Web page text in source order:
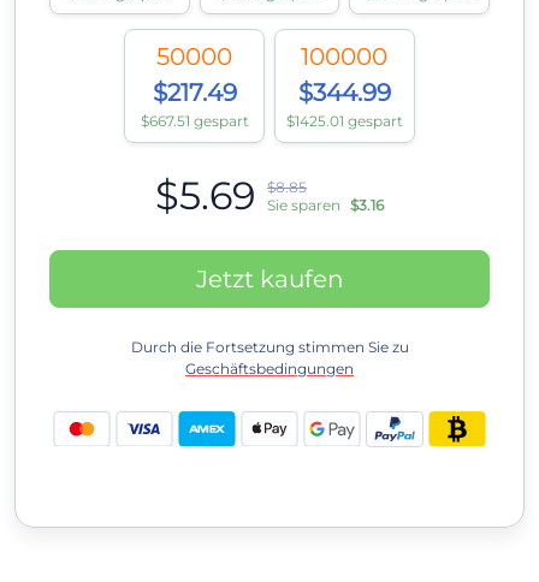
50000
$217.49
$667.51 gespart
100000
$344.99
$1425.01 gespart
$5.69
$8.85
Sie sparen $3.16
Jetzt kaufen
Durch die Fortsetzung stimmen Sie zu
Geschäftsbedingungen